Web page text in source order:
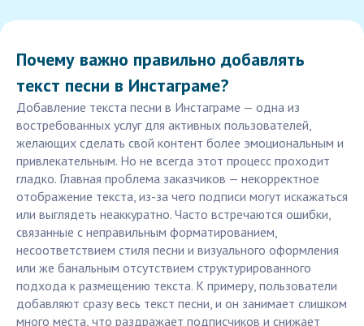
Почему важно правильно добавлять
текст песни в Инстаграме?
Добавление текста песни в Инстаграме — одна из
востребованных услуг для активных пользователей,
желающих сделать свой контент более эмоциональным и
привлекательным. Но не всегда этот процесс проходит
гладко. Главная проблема заказчиков — некорректное
отображение текста, из-за чего подписи могут искажаться
или выглядеть неаккуратно. Часто встречаются ошибки,
связанные с неправильным форматированием,
несоответствием стиля песни и визуального оформления
или же банальным отсутствием структурированного
подхода к размещению текста. К примеру, пользователи
добавляют сразу весь текст песни, и он занимает слишком
много места, что раздражает подписчиков и снижает